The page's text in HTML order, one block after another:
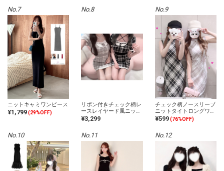
No.7
ニットキャミワンピース
¥1,799(29%OFF)
No.8
リボン付きチェック柄レ
ースレイヤード風ニット
ミニワンピース
¥3,299
No.9
チェック柄ノースリーブ
ニットタイトロングワン
ピース
¥599 (76%OFF)
No.10 No.11 No.12